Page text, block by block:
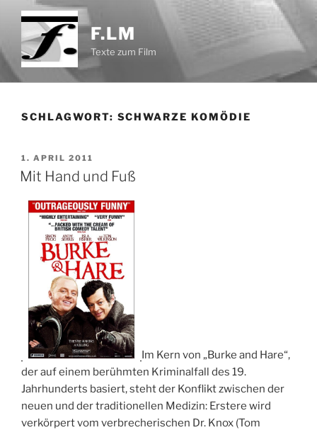
Zum
Inhalt
springen
F.LM
Texte zum Film
SCHLAGWORT: SCHWARZE KOMÖDIE
VERÖFFENTLICHT
AM
1. APRIL 2011
Mit Hand und Fuß
Im Kern von „Burke and Hare“,
der auf einem berühmten Kriminalfall des 19.
Jahrhunderts basiert, steht der Konflikt zwischen der
neuen und der traditionellen Medizin: Erstere wird
verkörpert vom verbrecherischen Dr. Knox (Tom